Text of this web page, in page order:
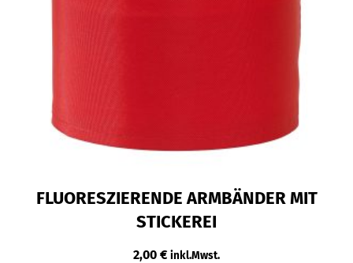
FLUORESZIERENDE ARMBÄNDER MIT
STICKEREI
2,00 € inkl.Mwst.